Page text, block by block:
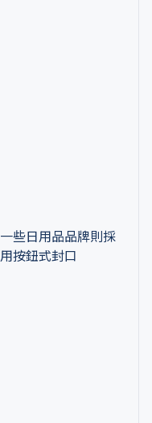
一些日用品品牌則採
用按鈕式封口